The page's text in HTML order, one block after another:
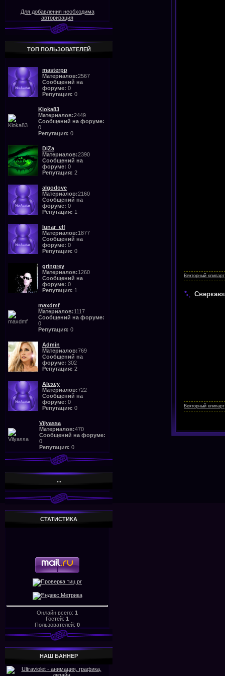
Для добавления необходима
авторизация
ТОП ПОЛЬЗОВАТЕЛЕЙ
masterpp
Материалов:2567
Сообщений на
форуме: 0
Репутация: 0
Kioka83
Материалов:2449
Сообщений на форуме:
0
Репутация: 0
DiZa
Материалов:2390
Сообщений на
форуме: 0
Репутация: 2
algodove
Материалов:2160
Сообщений на
форуме: 0
Репутация: 1
lunar_elf
Материалов:1877
Сообщений на
форуме: 0
Репутация: 0
gringrey
Материалов:1260
Сообщений на
форуме: 0
Репутация: 1
maxdmf
Материалов:1117
Сообщений на форуме:
0
Репутация: 0
Admin
Материалов:769
Сообщений на
форуме: 302
Репутация: 2
Alexey
Материалов:722
Сообщений на
форуме: 0
Репутация: 0
Vilyassa
Материалов:470
Сообщений на форуме:
0
Репутация: 0
...
СТАТИСТИКА
Онлайн всего: 1
Гостей: 1
Пользователей: 0
НАШ БАHHЕР
Векторный клипарт
Векторный клипарт